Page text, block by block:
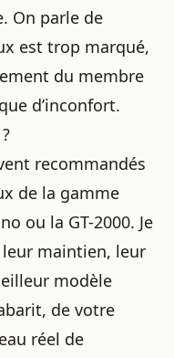
On parle de
est trop marqué,
du membre
d’inconfort.
recommandés
de la gamme
ou la GT-2000. Je
maintien, leur
modèle
de votre
réel de